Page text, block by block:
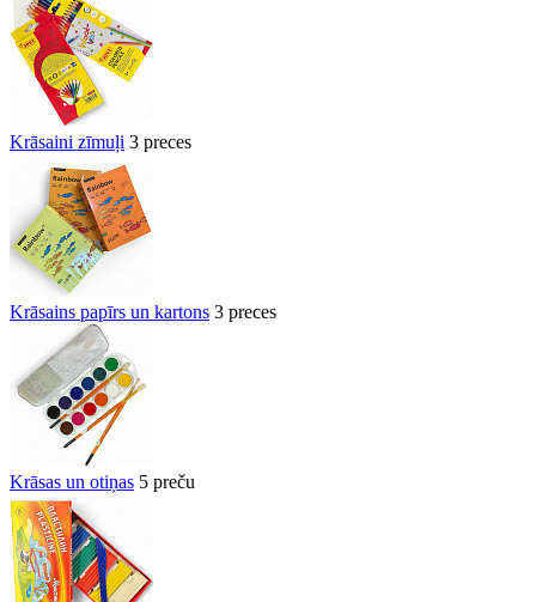
Krāsaini zīmuļi 3 preces
Krāsains papīrs un kartons 3 preces
Krāsas un otiņas 5 preču